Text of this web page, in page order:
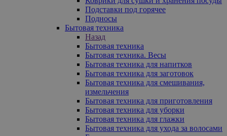
Подставки под горячее
Подносы
Бытовая техника
Назад
Бытовая техника
Бытовая техника. Весы
Бытовая техника для напитков
Бытовая техника для заготовок
Бытовая техника для смешивания,
измельчения
Бытовая техника для приготовления
Бытовая техника для уборки
Бытовая техника для глажки
Бытовая техника для ухода за волосами